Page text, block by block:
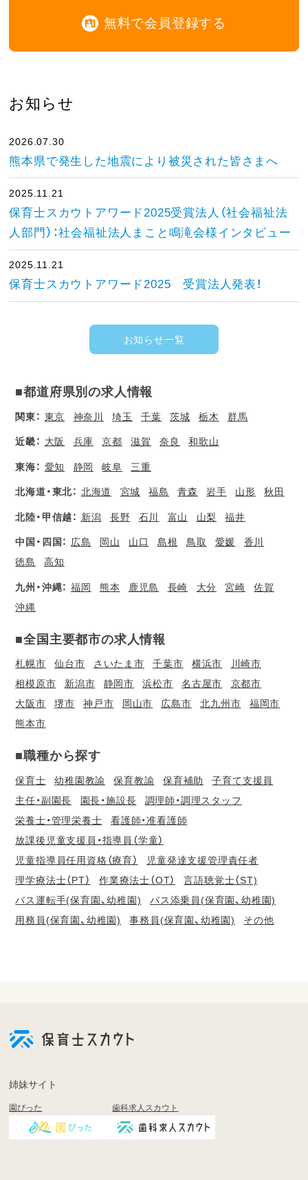
無料で会員登録する
お知らせ
2026.07.30
熊本県で発生した地震により被災された皆さまへ
2025.11.21
保育士スカウトアワード2025受賞法人（社会福祉法
人部門）：社会福祉法人まこと鳴滝会様インタビュー
2025.11.21
保育士スカウトアワード2025 受賞法人発表！
お知らせ一覧
■都道府県別の求人情報
関東： 東京 神奈川 埼玉 千葉 茨城 栃木 群馬
近畿： 大阪 兵庫 京都 滋賀 奈良 和歌山
東海： 愛知 静岡 岐阜 三重
北海道・東北： 北海道 宮城 福島 青森 岩手 山形 秋田
北陸・甲信越： 新潟 長野 石川 富山 山梨 福井
中国・四国： 広島 岡山 山口 島根 鳥取 愛媛
香川
徳島
高知
九州・沖縄： 福岡 熊本 鹿児島 長崎 大分 宮崎
佐賀
沖縄
■全国主要都市の求人情報
札幌市 仙台市 さいたま市 千葉市 横浜市
川崎市
相模原市
新潟市 静岡市 浜松市 名古屋市
京都市
大阪市
堺市 神戸市 岡山市 広島市 北九州市
福岡市
熊本市
■職種から探す
保育士 幼稚園教諭 保育教諭 保育補助
子育て支援員
主任・副園長
園長・施設長
調理師・調理スタッフ
栄養士・管理栄養士
看護師・准看護師
放課後児童支援員・指導員（学童）
児童指導員任用資格（療育）
児童発達支援管理責任者
理学療法士（PT）
作業療法士（OT）
言語聴覚士（ST)
バス運転手(保育園、幼稚園)
バス添乗員(保育園、幼稚園)
用務員(保育園、幼稚園)
事務員(保育園、幼稚園) その他
登
く
姉妹サイト
園ぴった 歯科求人スカウト